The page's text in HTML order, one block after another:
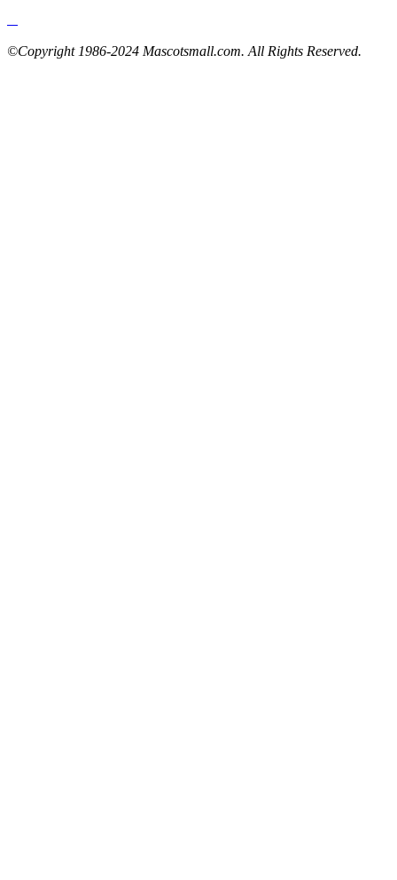
©Copyright 1986-2024 Mascotsmall.com. All Rights Reserved.